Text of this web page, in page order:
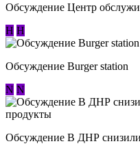
Обсуждение Центр
Н Н
Обсуждение Burger station
N N
Обсуждение В ДНР